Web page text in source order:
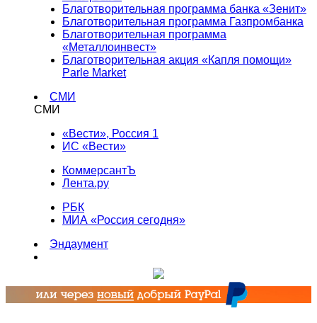
Благотворительная программа банка «Зенит»
Благотворительная программа Газпромбанка
Благотворительная программа
«Металлоинвест»
Благотворительная акция «Капля помощи»
Parle Market
СМИ
СМИ
«Вести», Россия 1
ИС «Вести»
КоммерсантЪ
Лента.ру
РБК
МИА «Россия сегодня»
Эндаумент